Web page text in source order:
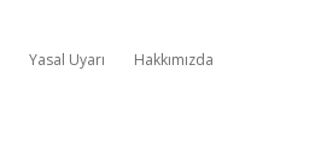
Yasal Uyarı Hakkımızda